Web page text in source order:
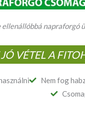
ellenállóbbá napraforgó
VÉTEL A
Nem fog